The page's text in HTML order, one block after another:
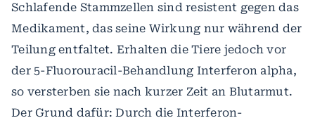
Schlafende Stammzellen sind resistent gegen das
Medikament, das seine Wirkung nur während der
Teilung entfaltet. Erhalten die Tiere jedoch vor
der 5-Fluorouracil-Behandlung Interferon alpha,
so versterben sie nach kurzer Zeit an Blutarmut.
Der Grund dafür: Durch die Interferon-